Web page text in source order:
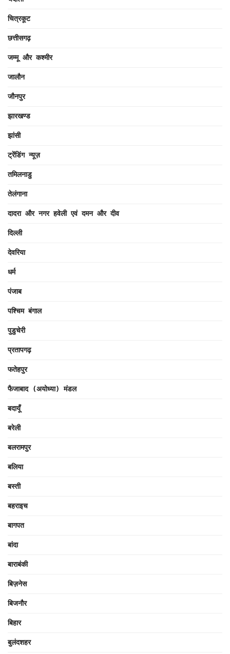
चित्रकूट
छत्तीसगढ़
जम्मू और कश्मीर
जालौन
जौनपुर
झारखण्ड
झांसी
ट्रेंडिंग न्यूज़
तमिलनाडु
तेलंगाना
दादरा और नगर हवेली एवं दमन और दीव
दिल्ली
देवरिया
धर्म
पंजाब
पश्चिम बंगाल
पुडुचेरी
प्रतापगढ़
फतेहपुर
फैजाबाद (अयोध्या) मंडल
बदायूँ
बरेली
बलरामपुर
बलिया
बस्ती
बहराइच
बागपत
बांदा
बाराबंकी
बिज़नेस
बिजनौर
बिहार
बुलंदशहर